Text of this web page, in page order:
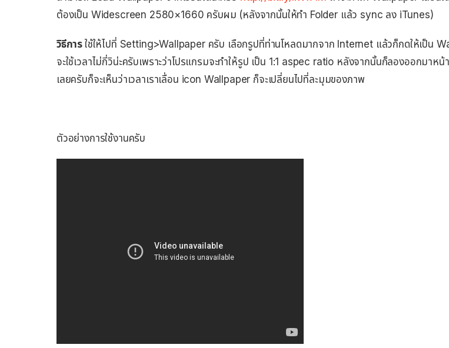
ต้องเป็น Widescreen 2580×1660 ครับผม (หลังจากนั้นให้ทำ Folder แล้ว sync ลง iTunes)
วิธีการ ใช้ให้ไปที่ Setting>Wallpaper ครับ เลือกรูปที่ท่านโหลดมากจาก Internet แล้วก็กดให้เป็น
จะใช้เวลาไม่กี่วิน่ะครับเพราะว่าโปรแกรมจะทำให้รูป เป็น 1:1 aspec ratio หลังจากนั้นก็ลองออกมาหน้
เลยครับก็จะเห็นว่าเวลาเราเลื่อน icon Wallpaper ก็จะเปลี่ยนไปที่ละมุมของภาพ
ตัวอย่างการใช้งานครับ